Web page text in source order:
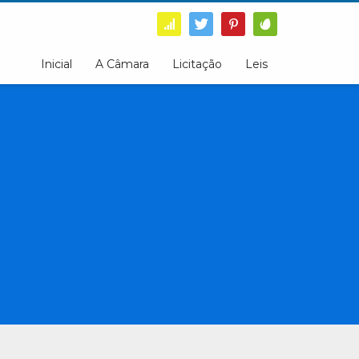
Inicial A Câmara Licitação Leis